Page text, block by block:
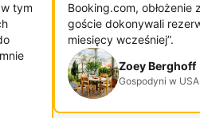
tym
Booking.com, obłożenie
goście dokonywali
miesięcy wcześniej”.
Zoey Berghoff
Gospodyni w USA